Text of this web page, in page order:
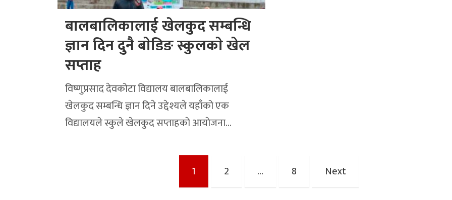
बालबालिकालाई खेलकुद सम्बन्धि
ज्ञान दिन दुनै बाेडिङ स्कुलकाे खेल
सप्ताह
विष्णुप्रसाद देवकोटा विद्यालय बालबालिकालाई
खेलकुद सम्बन्धि ज्ञान दिने उद्देश्यले यहाँको एक
विद्यालयले स्कुले खेलकुद सप्ताहकाे आयाेजना…
1 2 … 8 Next